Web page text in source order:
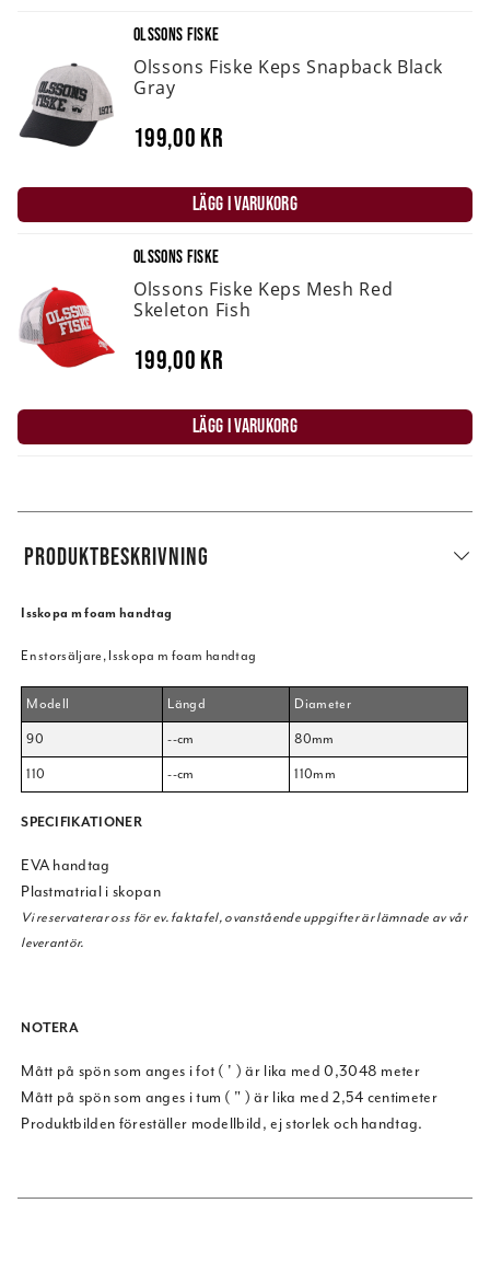
OLSSONS FISKE
Olssons Fiske Keps Snapback Black
Gray
199,00 kr
LÄGG I VARUKORG
OLSSONS FISKE
Olssons Fiske Keps Mesh Red
Skeleton Fish
199,00 kr
LÄGG I VARUKORG
PRODUKTBESKRIVNING
Isskopa m foam handtag
En storsäljare, Isskopa m foam handtag
Modell Längd
Diameter
90
--cm
80mm
110
--cm 110mm
SPECIFIKATIONER
EVA handtag
Plastmatrial i skopan
Vi reservaterar oss för ev. faktafel, ovanstående uppgifter är lämnade av vår
leverantör.
NOTERA
Mått på spön som anges i fot ( ' ) är lika med 0,3048 meter
Mått på spön som anges i tum ( " ) är lika med 2,54 centimeter
Produktbilden föreställer modellbild, ej storlek och handtag.